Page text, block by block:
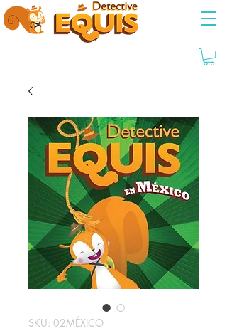
SKU: 02MÉXICO